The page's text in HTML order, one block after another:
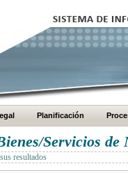
Planificación
Servicios de
resultados